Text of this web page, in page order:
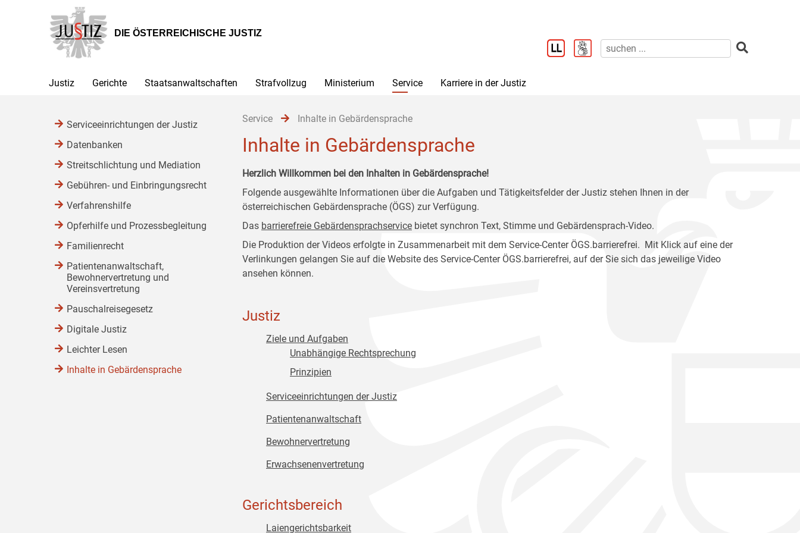
Hauptnavigation
[1]
Inhalt
[2]
Untermenü
[3]
DIE ÖSTERREICHISCHE JUSTIZ
Justiz Gerichte Staatsanwaltschaften Strafvollzug Ministerium Service Karriere in der Justiz
Service Inhalte in Gebärdensprache
Inhalte in Gebärdensprache
Herzlich Willkommen bei den Inhalten in Gebärdensprache!
Folgende ausgewählte Informationen über die Aufgaben und Tätigkeitsfelder der Justiz stehen Ihnen in der
österreichischen Gebärdensprache (ÖGS) zur Verfügung.
Das barrierefreie Gebärdensprachservice bietet synchron Text, Stimme und Gebärdensprach-Video.
Die Produktion der Videos erfolgte in Zusammenarbeit mit dem Service-Center ÖGS.barrierefrei. Mit Klick auf eine der
Verlinkungen gelangen Sie auf die Website des Service-Center ÖGS.barrierefrei, auf der Sie sich das jeweilige Video
ansehen können.
Justiz
Ziele und Aufgaben
Unabhängige Rechtsprechung
Prinzipien
Serviceeinrichtungen der Justiz
Patientenanwaltschaft
Bewohnervertretung
Erwachsenenvertretung
Gerichtsbereich
Laiengerichtsbarkeit
Serviceeinrichtungen der Justiz
Datenbanken
Streitschlichtung und Mediation
Gebühren- und Einbringungsrecht
Verfahrenshilfe
Opferhilfe und Prozessbegleitung
Familienrecht
Patientenanwaltschaft,
Bewohnervertretung und
Vereinsvertretung
Pauschalreisegesetz
Digitale Justiz
Leichter Lesen
Inhalte in Gebärdensprache